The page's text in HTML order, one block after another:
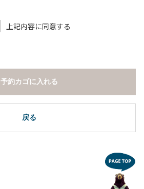
上記内容に同意する
戻る
予約カゴに入れる